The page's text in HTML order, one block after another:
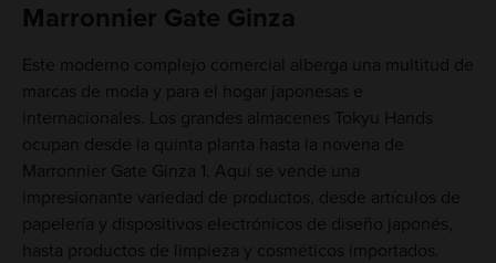
Marronnier Gate Ginza
Este moderno complejo comercial alberga una multitud de
marcas de moda y para el hogar japonesas e
internacionales. Los grandes almacenes Tokyu Hands
ocupan desde la quinta planta hasta la novena de
Marronnier Gate Ginza 1. Aquí se vende una
impresionante variedad de productos, desde artículos de
papelería y dispositivos electrónicos de diseño japonés,
hasta productos de limpieza y cosméticos importados.